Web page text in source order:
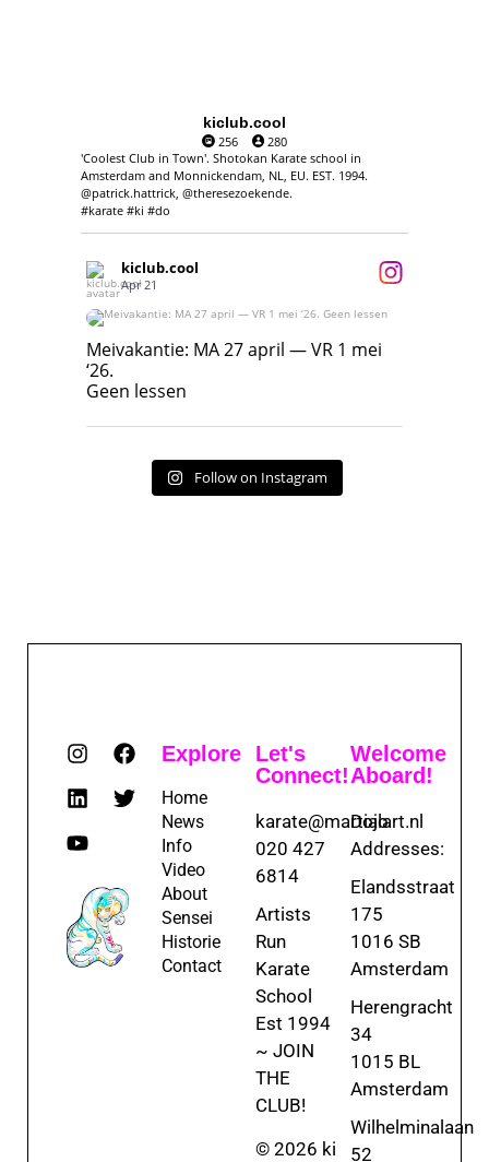
kiclub.cool
256
280
'Coolest Club in Town'. Shotokan Karate school in
Amsterdam and Monnickendam, NL, EU. EST. 1994.
@patrick.hattrick, @theresezoekende.
#karate #ki #do
kiclub.cool
Apr 21
Meivakantie: MA 27 april — VR 1 mei ‘26.
Geen lessen
Meivakantie: MA 27 april — VR 1 mei
‘26.
Geen lessen
Follow on Instagram
Explore
Home
News
Info
Video
About
Sensei
Historie
Contact
Let's
Connect!
karate@martialart.nl
020 427
6814
Artists
Run
Karate
School
Est 1994
~ JOIN
THE
CLUB!
© 2026 ki
Welcome
Aboard!
Dojo
Addresses:
Elandsstraat
175
1016 SB
Amsterdam
Herengracht
34
1015 BL
Amsterdam
Wilhelminalaan
52